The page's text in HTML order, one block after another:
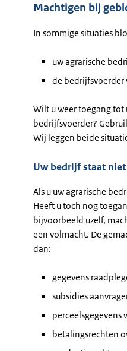
Machtigen bij
In sommige situaties
uw agrarische
de bedrijfsvoerder
Wilt u weer toegang tot
bedrijfsvoerder?
Wij leggen beide
Uw bedrijf staat
Als u uw agrarische
Heeft u toch nog
bijvoorbeeld uzelf,
een volmacht. De
dan:
gegevens
subsidies
perceelsgegevens
betalingsrechten